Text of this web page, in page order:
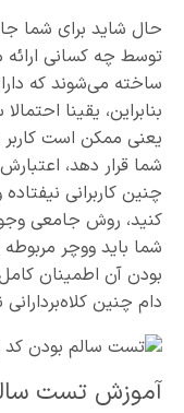
حال شاید برای شما
توسط چه کسانی ارائه
ساخته می‌شوند که
بنابراین، یقینا
یعنی ممکن است کاربر
شما قرار دهد،
چنین کاربرانی
کنید، روش جامعی
شما باید ووچر
بودن آن اطمینان
دام چنین
آموزش تست